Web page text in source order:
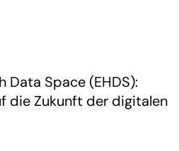
Data Space (EHDS):
die Zukunft der digitalen